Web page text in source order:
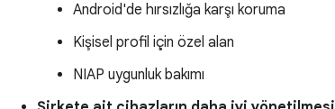
Android'de hırsızlığa karşı koruma
Kişisel profil için özel alan
NIAP uygunluk bakımı